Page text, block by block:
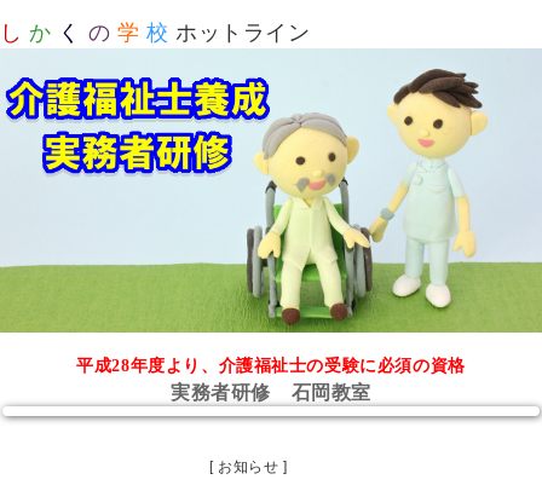
し か く の 学 校 ホットライン
平成28年度より、介護福祉士の受験に必須の資格
実務者研修 石岡教室
[ お知らせ ]